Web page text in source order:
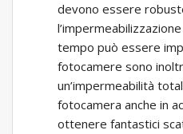
devono essere
tempo può essere
fotocamere sono
un’impermeabilità
fotocamera anche in
ottenere fantastici